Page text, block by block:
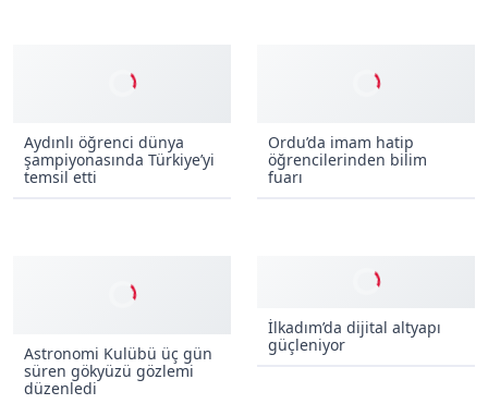
Aydınlı öğrenci dünya
şampiyonasında Türkiye’yi
temsil etti
Ordu’da imam hatip
öğrencilerinden bilim
fuarı
Astronomi Kulübü üç gün
süren gökyüzü gözlemi
düzenledi
İlkadım’da dijital altyapı
güçleniyor